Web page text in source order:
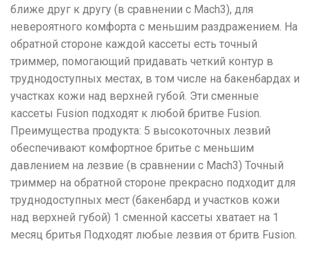
ближе друг к другу (в сравнении с Mach3), для
невероятного комфорта с меньшим раздражением. На
обратной стороне каждой кассеты есть точный
триммер, помогающий придавать четкий контур в
труднодоступных местах, в том числе на бакенбардах и
участках кожи над верхней губой. Эти сменные
кассеты Fusion подходят к любой бритве Fusion.
Преимущества продукта: 5 высокоточных лезвий
обеспечивают комфортное бритье с меньшим
давлением на лезвие (в сравнении с Mach3) Точный
триммер на обратной стороне прекрасно подходит для
труднодоступных мест (бакенбард и участков кожи
над верхней губой) 1 сменной кассеты хватает на 1
месяц бритья Подходят любые лезвия от бритв Fusion.